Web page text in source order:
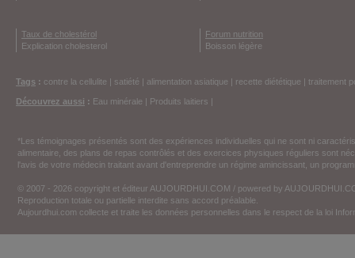
Taux de cholestérol
Explication cholesterol
Forum nutrition
Boisson légère
Tags : contre la cellulite | satiété | alimentation asiatique | recette diététique | traitement
Découvrez aussi : Eau minérale | Produits laitiers |
*Les témoignages présentés sont des expériences individuelles qui ne sont ni
alimentaire, des plans de repas contrôlés et des exercices physiques réguliers sont
l'avis de votre médecin traitant avant d'entreprendre un régime amincissant, un
© 2007 - 2026 copyright et éditeur AUJOURDHUI.COM / powered by
Reproduction totale ou partielle interdite sans accord préalable.
Aujourdhui.com collecte et traite les données personnelles dans le respect de la loi